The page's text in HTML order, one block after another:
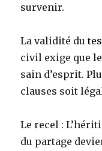
survenir.
La validité du
civil exige que
sain d’esprit.
clauses soit
Le recel :
du partage